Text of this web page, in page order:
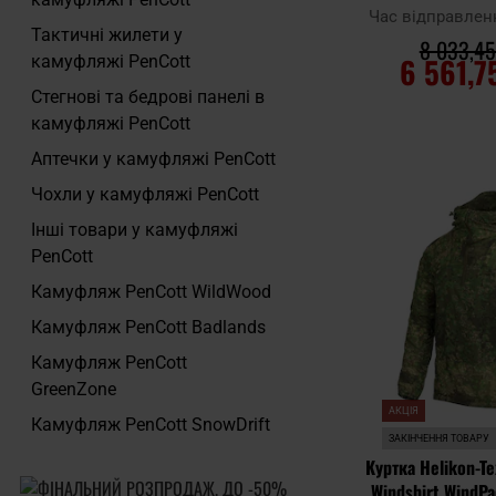
Тактичні жилети у
камуфляжі PenCott
Стегнові та бедрові панелі в
камуфляжі PenCott
Аптечки у камуфляжі PenCott
Чохли у камуфляжі PenCott
Інші товари у камуфляжі
PenCott
Камуфляж PenCott WildWood
Камуфляж PenCott Badlands
Камуфляж PenCott
GreenZone
Камуфляж PenCott SnowDrift
WildWood/
Час
68
АКЦІЯ
ЗАКІНЧЕННЯ ТОВАРУ
Куртка Helikon-